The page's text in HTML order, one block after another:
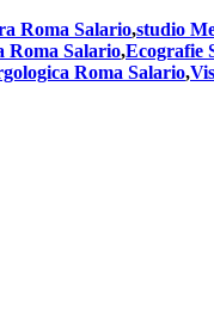
Roma Salario,studio
Roma Salario,Ecografie
Roma Salario,